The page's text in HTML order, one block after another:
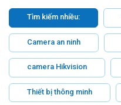
Tìm kiếm nhiều:
Camera an ninh
camera Hikvision
Thiết bị thông minh